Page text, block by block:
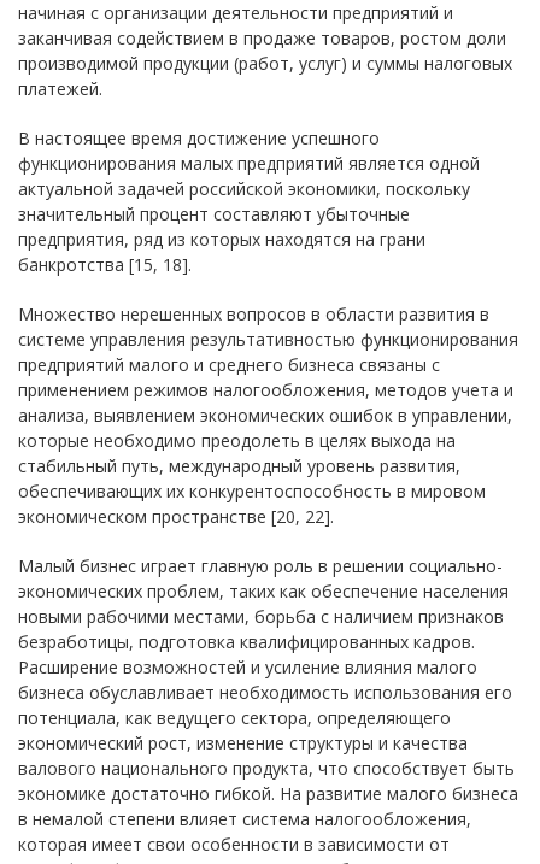
начиная с организации деятельности предприятий и
заканчивая содействием в продаже товаров, ростом доли
производимой продукции (работ, услуг) и суммы налоговых
платежей.
В настоящее время достижение успешного
функционирования малых предприятий является одной
актуальной задачей российской экономики, поскольку
значительный процент составляют убыточные
предприятия, ряд из которых находятся на грани
банкротства [15, 18].
Множество нерешенных вопросов в области развития в
системе управления результативностью функционирования
предприятий малого и среднего бизнеса связаны с
применением режимов налогообложения, методов учета и
анализа, выявлением экономических ошибок в управлении,
которые необходимо преодолеть в целях выхода на
стабильный путь, международный уровень развития,
обеспечивающих их конкурентоспособность в мировом
экономическом пространстве [20, 22].
Малый бизнес играет главную роль в решении социально-
экономических проблем, таких как обеспечение населения
новыми рабочими местами, борьба с наличием признаков
безработицы, подготовка квалифицированных кадров.
Расширение возможностей и усиление влияния малого
бизнеса обуславливает необходимость использования его
потенциала, как ведущего сектора, определяющего
экономический рост, изменение структуры и качества
валового национального продукта, что способствует быть
экономике достаточно гибкой. На развитие малого бизнеса
в немалой степени влияет система налогообложения,
которая имеет свои особенности в зависимости от